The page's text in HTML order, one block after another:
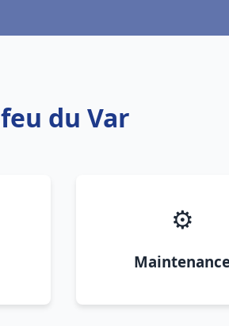
du Var
⚙️